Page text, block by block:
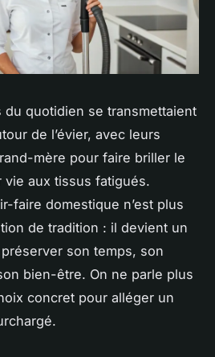
quotidien se transmettaient
de l’évier, avec leurs
mère pour faire briller le
aux tissus fatigués.
faire domestique n’est plus
de tradition : il devient un
son temps, son
bien-être. On ne parle plus
concret pour alléger un